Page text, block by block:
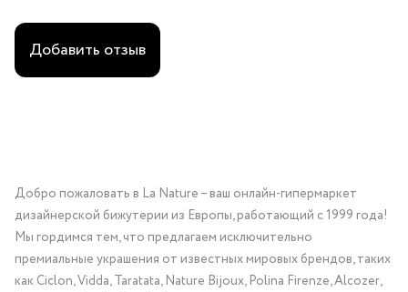
Добавить отзыв
Добро пожаловать в La Nature – ваш онлайн-гипермаркет
дизайнерской бижутерии из Европы, работающий с 1999 года!
Мы гордимся тем, что предлагаем исключительно
премиальные украшения от известных мировых брендов, таких
как Ciclon, Vidda, Taratata, Nature Bijoux, Polina Firenze, Alcozer,